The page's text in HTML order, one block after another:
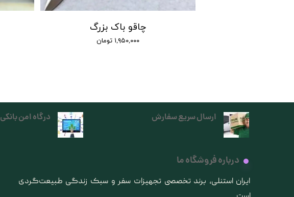
چاقو باک بزرگ
۱,۹۵۰,۰۰۰ تومان
ارسال سریع سفارش
درباره فروشگاه ما
​ایران استنلی، برند تخصصی تجهیزات سفر و سبک زندگی طبیعت‌گردی
درگاه امن بانکی